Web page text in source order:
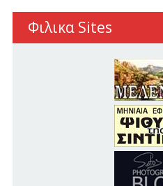
Φιλικα Sites